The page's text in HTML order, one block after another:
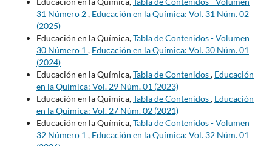
31 Número 2, Educación en la Química: Vol. 31 Núm. 02
(2025)
Educación en la Química,Tabla de Contenidos - Volumen
30 Número 1 , Educación en la Química: Vol. 30 Núm. 01
(2024)
Educación en la Química,Tabla de Contenidos, Educación
en la Química: Vol. 29 Núm. 01 (2023)
Educación en la Química,Tabla de Contenidos, Educación
en la Química: Vol. 27 Núm. 02 (2021)
Educación en la Química,Tabla de Contenidos - Volumen
32 Número 1 , Educación en la Química: Vol. 32 Núm. 01